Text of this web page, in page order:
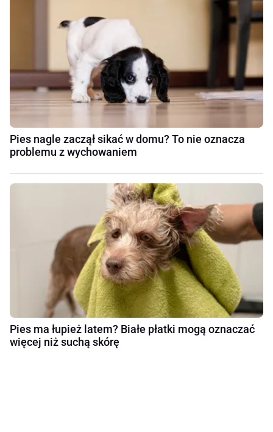
Pies nagle zaczął sikać w domu? To nie oznacza
problemu z wychowaniem
Pies ma łupież latem? Białe płatki mogą oznaczać
więcej niż suchą skórę